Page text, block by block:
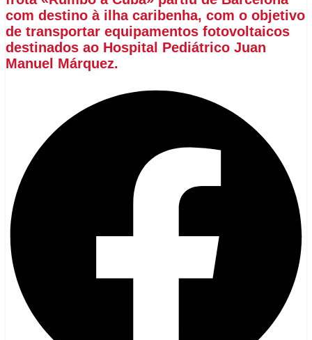
com destino à ilha caribenha, com o objetivo
de transportar equipamentos fotovoltaicos
destinados ao Hospital Pediátrico Juan
Manuel Márquez.